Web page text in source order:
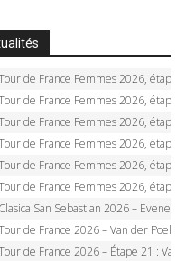
de France Femmes 2026, étape 6 – Kim Le Court-Pienaar gagne à Tournon, Reusser en jaune
de France Femmes 2026, étape 5 – Demi Vollering gagne à Belleville, Reusser en jaune, Ferrand-Prévot coule
de France Femmes 2026, étape 4 – Marlen Reusser écrase le chrono, Ferrand-Prévot en crise
de France Femmes 2026, étape 3 – Sigrid Haugset en solitaire, 88 km d’échappée, maillot jaune
de France Femmes 2026, étape 2 – Lorena Wiebes doublé à Genève, Markus héroïque, 7e record
de France Femmes 2026, étape 1 – Lorena Wiebes intouchable à Lausanne, premier maillot jaune
Clasica San Sebastian 2026 – Evenepoel recordman, 4e victoire, Carapaz battu au sprint
de France 2026 – Van der Poel monumental à Paris, Pogacar égale le record des cinq sacres
de France 2026 – Étape 21 : Van der Poel, Pogacar, qui succédera à Wout van Aert sur les Champs-Elysées ?